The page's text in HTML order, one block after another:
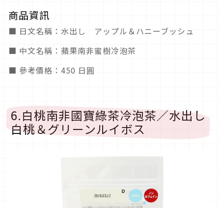
商品資訊
■ 日文名稱：水出し アップル＆ハニーブッシュ
■ 中文名稱：蘋果南非蜜樹冷泡茶
■ 參考價格：450 日圓
6.白桃南非國寶綠茶冷泡茶／水出し
白桃＆グリーンルイボス